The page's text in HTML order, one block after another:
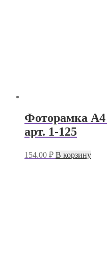
Фоторамка А4
арт. 1-125
154.00 ₽ В корзину